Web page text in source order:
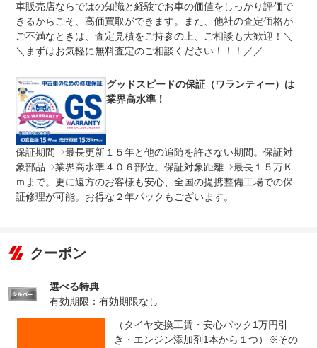
法定整備
整備付 法定12ヶ月または法定24ヶ月点検整備付
※車検なし・車検整備付の場合は法定24ヶ月点検整備付
※商用車は6ヶ月または12ヶ月点検整備付
法定整備
安心の認証工場完備。国家資格整備士常駐、積載車もござ
車販売店ならではの知識と経験でお車の価値をしっかり評価で
きるからこそ、高価買取ができます。また、他社の査定価格が
ご不満なときは、査定見積をご持参の上、ご相談も大歓迎！＼
＼まずはお気軽に無料査定のご相談ください！！！／／
グッドスピードの保証（ワランティー）は
業界高水準！
保証期間⇒最長更新１５年と他の追随を許さない期間。保証対
象部品⇒業界高水準４０６部位。保証対象距離⇒最長１５万Ｋ
ｍまで。更に遠方のお客様も安心、全国の提携整備工場での保
証修理が可能。お得な２年パックもございます。
クーポン
選べる特典
有効期限：有効期限なし
（タイヤ交換工賃・安心パック1万円引
き・エンジン添加剤1本から１つ）※その